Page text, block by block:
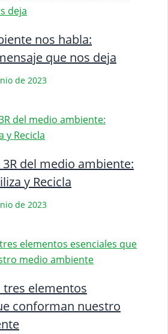
nos habla:
que nos deja
de 2023
del medio ambiente:
y Recicla
de 2023
tres elementos
conforman nuestro